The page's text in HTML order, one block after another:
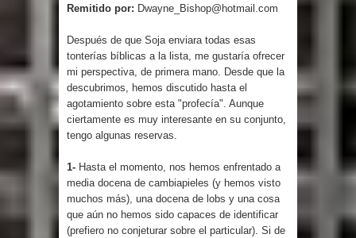
Remitido por: Dwayne_Bishop@hotmail.com
Después de que Soja enviara todas esas
tonterías bíblicas a la lista, me gustaría ofrecer
mi perspectiva, de primera mano. Desde que la
descubrimos, hemos discutido hasta el
agotamiento sobre esta "profecía". Aunque
ciertamente es muy interesante en su conjunto,
tengo algunas reservas.
1- Hasta el momento, nos hemos enfrentado a
media docena de cambiapieles (y hemos visto
muchos más), una docena de lobs y una cosa
que aún no hemos sido capaces de identificar
(prefiero no conjeturar sobre el particular). Si de